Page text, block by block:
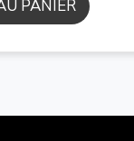
PANIER